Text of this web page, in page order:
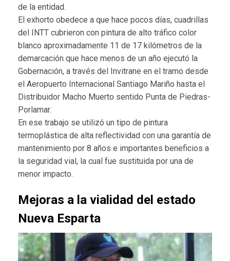
de la entidad.
El exhorto obedece a que hace pocos días, cuadrillas
del INTT cubrieron con pintura de alto tráfico color
blanco aproximadamente 11 de 17 kilómetros de la
demarcación que hace menos de un año ejecutó la
Gobernación, a través del Invitrane en el tramo desde
el Aeropuerto Internacional Santiago Mariño hasta el
Distribuidor Macho Muerto sentido Punta de Piedras-
Porlamar.
En ese trabajo se utilizó un tipo de pintura
termoplástica de alta reflectividad con una garantía de
mantenimiento por 8 años e importantes beneficios a
la seguridad vial, la cual fue sustituida por una de
menor impacto.
Mejoras a la vialidad del estado
Nueva Esparta